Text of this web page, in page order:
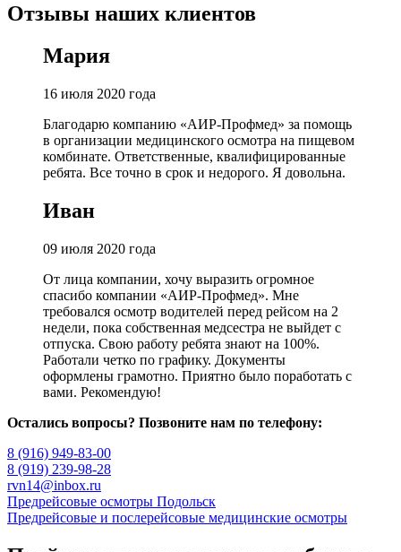
Отзывы наших клиентов
Мария
16 июля 2020 года
Благодарю компанию «АИР-Профмед» за помощь
в организации медицинского осмотра на пищевом
комбинате. Ответственные, квалифицированные
ребята. Все точно в срок и недорого. Я довольна.
Иван
09 июля 2020 года
От лица компании, хочу выразить огромное
спасибо компании «АИР-Профмед». Мне
требовался осмотр водителей перед рейсом на 2
недели, пока собственная медсестра не выйдет с
отпуска. Свою работу ребята знают на 100%.
Работали четко по графику. Документы
оформлены грамотно. Приятно было поработать с
вами. Рекомендую!
Остались вопросы? Позвоните нам по телефону:
8 (916) 949-83-00
8 (919) 239-98-28
rvn14@inbox.ru
Навигация
по
Предрейсовые осмотры Подольск
Предрейсовые и послерейсовые медицинские осмотры